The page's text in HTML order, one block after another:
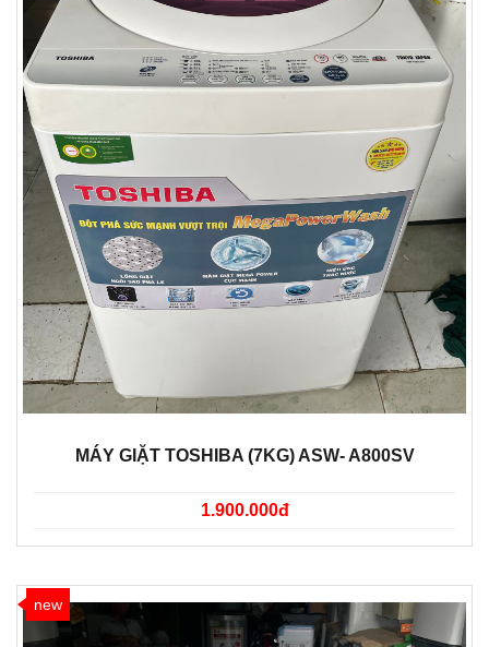
MÁY GIẶT TOSHIBA (7KG) ASW- A800SV
1.900.000đ
new